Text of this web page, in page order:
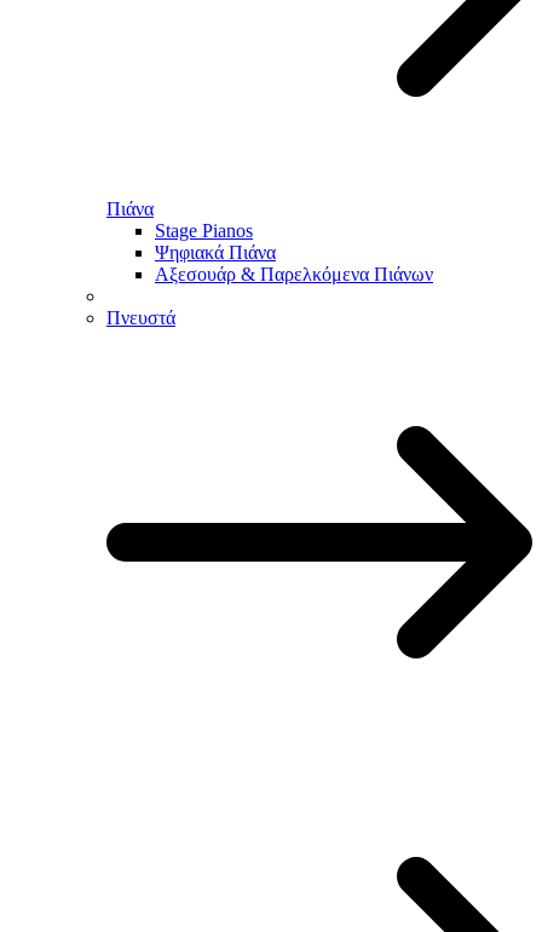
Πιάνα
Stage Pianos
Ψηφιακά Πιάνα
Αξεσουάρ & Παρελκόμενα Πιάνων
Πνευστά